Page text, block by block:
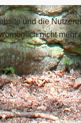
und die
nicht